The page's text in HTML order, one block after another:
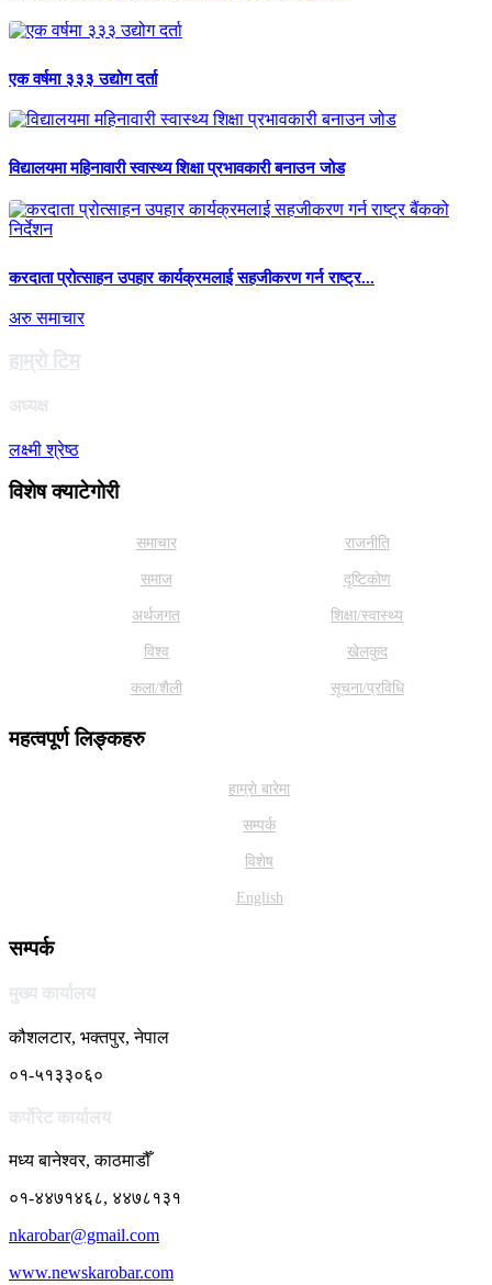
एक वर्षमा ३३३ उद्योग दर्ता
विद्यालयमा महिनावारी स्वास्थ्य शिक्षा प्रभावकारी बनाउन जोड
करदाता प्रोत्साहन उपहार कार्यक्रमलाई सहजीकरण गर्न राष्ट्र...
अरु समाचार
हाम्राे टिम
अध्यक्ष
लक्ष्मी श्रेष्ठ
विशेष क्याटेगाेरी
समाचार राजनीति
समाज दृष्टिकोण
अर्थजगत शिक्षा/स्वास्थ्य
विश्व खेलकुद
कला/शैली सूचना/प्रविधि
महत्वपूर्ण लिङ्कहरु
हाम्राे बारेमा
सम्पर्क
विशेष
English
सम्पर्क
मुख्य कार्यालय
कौशलटार, भक्तपुर, नेपाल
०१-५१३३०६०
कर्पाेरेट कार्यालय
मध्य बानेश्वर, काठमाडौँ
०१-४४७१४६८, ४४७८१३१
nkarobar@gmail.com
www.newskarobar.com